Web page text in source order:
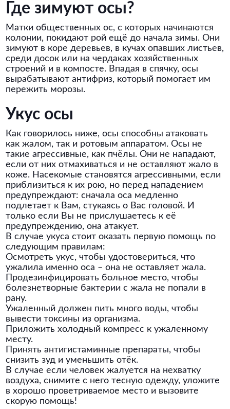
Где зимуют осы?
Матки общественных ос, с которых начинаются
колонии, покидают рой ещё до начала зимы. Они
зимуют в коре деревьев, в кучах опавших листьев,
среди досок или на чердаках хозяйственных
строений и в компосте. Впадая в спячку, осы
вырабатывают антифриз, который помогает им
пережить морозы.
Укус осы
Как говорилось ниже, осы способны атаковать
как жалом, так и ротовым аппаратом. Осы не
такие агрессивные, как пчёлы. Они не нападают,
если от них отмахиваться и не оставляют жало в
коже. Насекомые становятся агрессивными, если
приблизиться к их рою, но перед нападением
предупреждают: сначала оса медленно
подлетает к Вам, стукаясь о Вас головой. И
только если Вы не прислушаетесь к её
предупреждению, она атакует.
В случае укуса стоит оказать первую помощь по
следующим правилам:
Осмотреть укус, чтобы удостовериться, что
ужалила именно оса – она не оставляет жала.
Продезинфицировать больное место, чтобы
болезнетворные бактерии с жала не попали в
рану.
Ужаленный должен пить много воды, чтобы
вывести токсины из организма.
Приложить холодный компресс к ужаленному
месту.
Принять антигистаминные препараты, чтобы
снизить зуд и уменьшить отёк.
В случае если человек жалуется на нехватку
воздуха, снимите с него тесную одежду, уложите
в хорошо проветриваемое место и вызовите
скорую помощь!